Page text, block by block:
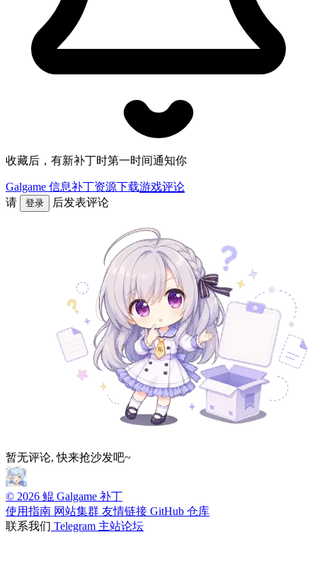
收藏后，有新补丁时第一时间通知你
Galgame 信息补丁资源下载游戏评论
请
登录 后发表评论
暂无评论, 快来抢沙发吧~
© 2026 鲲 Galgame 补丁
使用指南 网站集群 友情链接 GitHub 仓库
联系我们 Telegram 主站论坛